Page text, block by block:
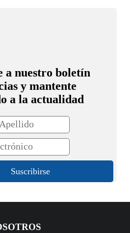
a nuestro boletín
y mantente
a la actualidad